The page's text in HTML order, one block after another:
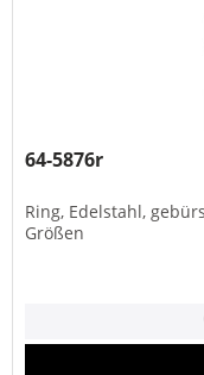
64-5876r
Ring, Edelstahl,
Größen